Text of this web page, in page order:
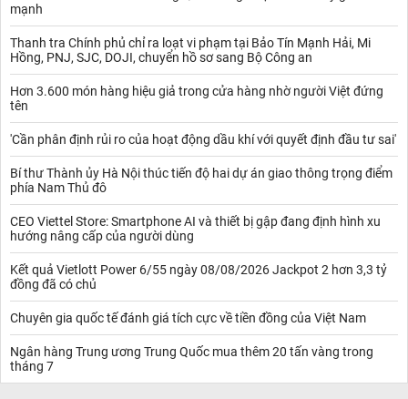
mạnh
Thanh tra Chính phủ chỉ ra loạt vi phạm tại Bảo Tín Mạnh Hải, Mi
Hồng, PNJ, SJC, DOJI, chuyển hồ sơ sang Bộ Công an
Hơn 3.600 món hàng hiệu giả trong cửa hàng nhờ người Việt đứng
tên
'Cần phân định rủi ro của hoạt động dầu khí với quyết định đầu tư sai'
Bí thư Thành ủy Hà Nội thúc tiến độ hai dự án giao thông trọng điểm
phía Nam Thủ đô
CEO Viettel Store: Smartphone AI và thiết bị gập đang định hình xu
hướng nâng cấp của người dùng
Kết quả Vietlott Power 6/55 ngày 08/08/2026 Jackpot 2 hơn 3,3 tỷ
đồng đã có chủ
Chuyên gia quốc tế đánh giá tích cực về tiền đồng của Việt Nam
Ngân hàng Trung ương Trung Quốc mua thêm 20 tấn vàng trong
tháng 7